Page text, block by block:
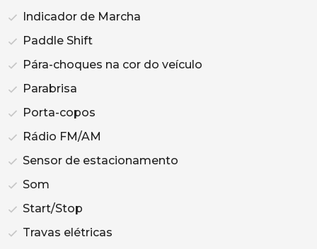
Indicador de Marcha
Paddle Shift
Pára-choques na cor do veículo
Parabrisa
Porta-copos
Rádio FM/AM
Sensor de estacionamento
Som
Start/Stop
Travas elétricas